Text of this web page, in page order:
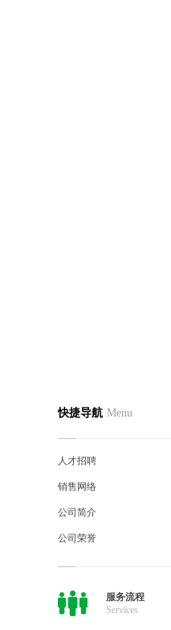
快捷导航 Menu
人才招聘
销售网络
公司简介
公司荣誉
服务流程
Services